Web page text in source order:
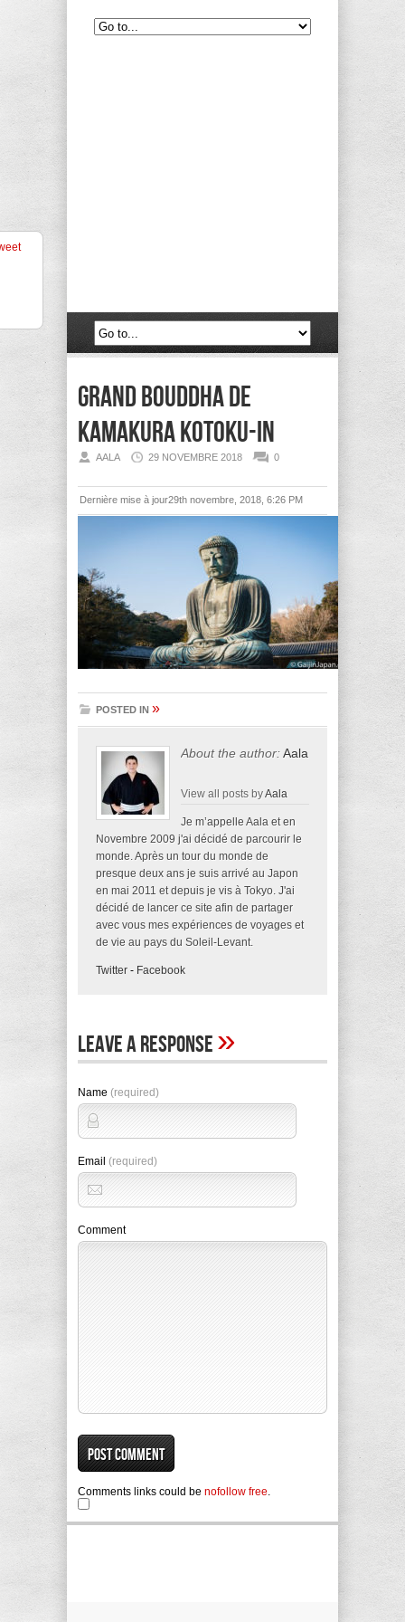
grand bouddha de
kamakura kotoku-in
AALA 29 NOVEMBRE 2018 0
Dernière mise à jour29th novembre, 2018, 6:26 PM
POSTED IN »
About the author:Aala
View all posts byAala
Je m’appelle Aala et en
Novembre 2009 j'ai décidé de parcourir le
monde. Après un tour du monde de
presque deux ans je suis arrivé au Japon
en mai 2011 et depuis je vis à Tokyo. J'ai
décidé de lancer ce site afin de partager
avec vous mes expériences de voyages et
de vie au pays du Soleil-Levant.
Twitter - Facebook
Leave A Response»
Name (required)
Email (required)
Comment
Comments links could be nofollow free.